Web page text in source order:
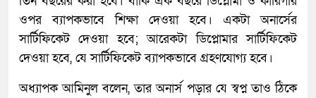
ওপর ব্যাপকভাবে শিক্ষা দেওয়া হবে। একটা অনার্সের
সার্টিফিকেট দেওয়া হবে; আরেকটা ডিপ্লোমার সার্টিফিকেট
দেওয়া হবে, যে সার্টিফিকেট ব্যাপকভাবে গ্রহণযোগ্য হবে।
অধ্যাপক আমিনুল বলেন, তার অনার্স পড়ার যে স্বপ্ন তাও ঠিকে